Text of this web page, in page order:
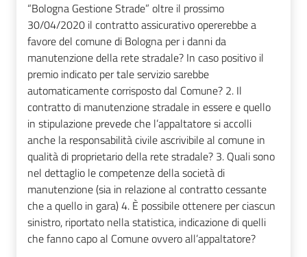
“Bologna Gestione Strade” oltre il prossimo
30/04/2020 il contratto assicurativo opererebbe a
favore del comune di Bologna per i danni da
manutenzione della rete stradale? In caso positivo il
premio indicato per tale servizio sarebbe
automaticamente corrisposto dal Comune? 2. Il
contratto di manutenzione stradale in essere e quello
in stipulazione prevede che l’appaltatore si accolli
anche la responsabilità civile ascrivibile al comune in
qualità di proprietario della rete stradale? 3. Quali sono
nel dettaglio le competenze della società di
manutenzione (sia in relazione al contratto cessante
che a quello in gara) 4. È possibile ottenere per ciascun
sinistro, riportato nella statistica, indicazione di quelli
che fanno capo al Comune ovvero all’appaltatore?